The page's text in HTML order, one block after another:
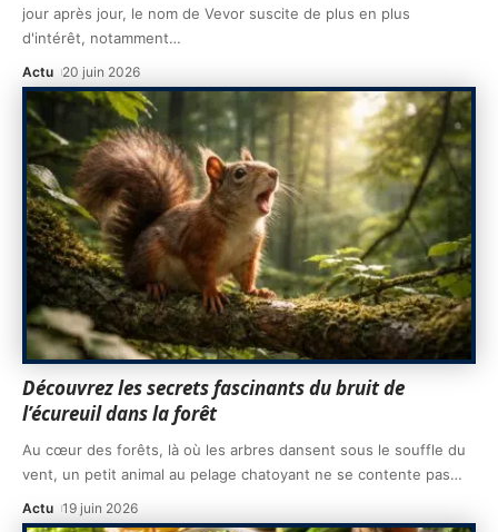
jour après jour, le nom de Vevor suscite de plus en plus
d'intérêt, notamment…
Actu 20 juin 2026
Découvrez les secrets fascinants du bruit de
l’écureuil dans la forêt
Au cœur des forêts, là où les arbres dansent sous le souffle du
vent, un petit animal au pelage chatoyant ne se contente pas…
Actu 19 juin 2026